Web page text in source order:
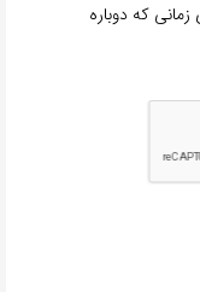
که دوباره